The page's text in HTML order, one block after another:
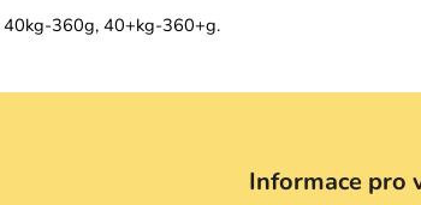
40kg-360g, 40+kg-360+g.
Informace pro